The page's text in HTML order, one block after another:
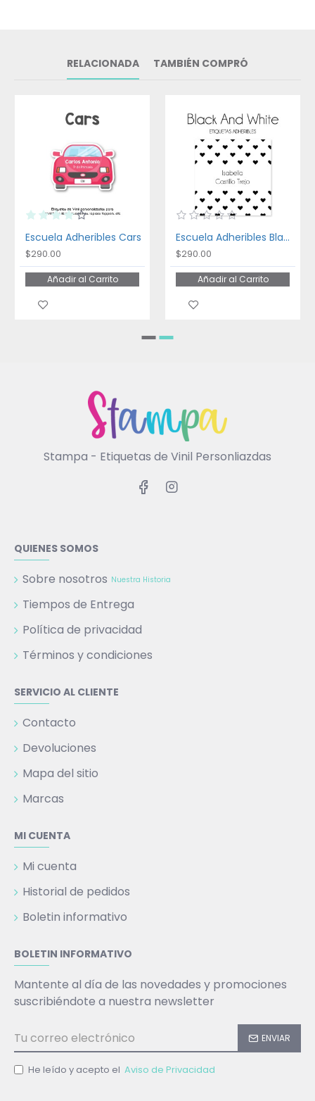
RELACIONADA TAMBIÉN COMPRÓ
Escuela Adheribles Cars
$290.00
Añadir al Carrito
Escuela Adheribles Black and White
$290.00
Añadir al Carrito
Stampa - Etiquetas de Vinil Personliazdas
QUIENES SOMOS
Sobre nosotros Nuestra Historia
Tiempos de Entrega
Política de privacidad
Términos y condiciones
SERVICIO AL CLIENTE
Contacto
Devoluciones
Mapa del sitio
Marcas
MI CUENTA
Mi cuenta
Historial de pedidos
Boletin informativo
BOLETIN INFORMATIVO
Mantente al día de las novedades y promociones
suscribiéndote a nuestra newsletter
ENVIAR
He leído y acepto el Aviso de Privacidad